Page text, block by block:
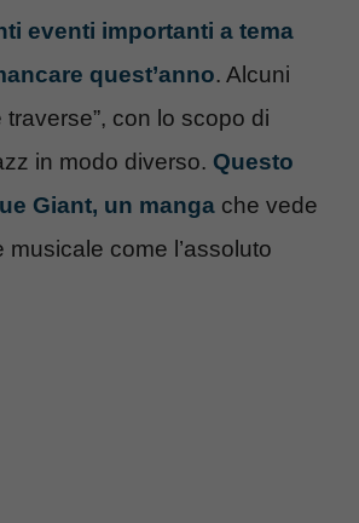
eventi importanti a tema
quest’anno. Alcuni
traverse”, con lo scopo di
in modo diverso. Questo
Giant, un manga che vede
musicale come l’assoluto